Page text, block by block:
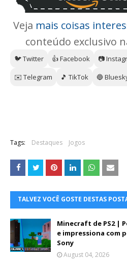
Veja mais coisas
conteúdo exclusivo
🐦 Twitter 👍 Facebook 📷
✉️ Telegram
🎵 TikTok 🔵
Tags: Destaques Jogos
TALVEZ VOCÊ GOSTE DESTAS
Minecraft de PS2 |
e impressiona com
Sony
August 04, 2026